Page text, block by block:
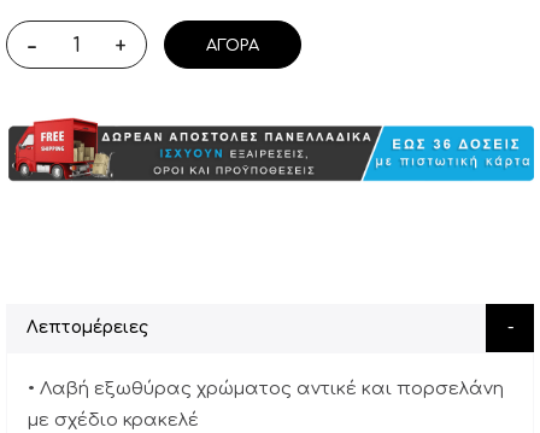
- + ΑΓΟΡΆ
Λεπτομέρειες
• Λαβή εξωθύρας χρώματος αντικέ και πορσελάνη
με σχέδιο κρακελέ